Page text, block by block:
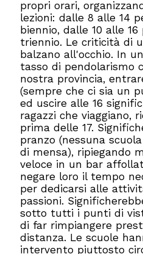
propri orari,
lezioni: dalle 8 alle 14
biennio, dalle 10 alle
triennio. Le criticità di
balzano all'occhio. In
tasso di pendolarismo
nostra provincia,
(sempre che ci sia un
ed uscire alle 16
ragazzi che viaggiano,
prima delle 17.
pranzo (nessuna
di mensa), ripiegando
veloce in un bar
negare loro il tempo
per dedicarsi alle
passioni.
sotto tutti i punti di
di far rimpiangere
distanza. Le scuole
intervento piuttosto